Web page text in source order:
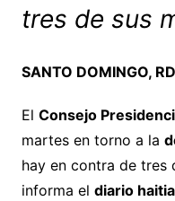
tres de sus
SANTO DOMINGO, RD
El Consejo
martes en torno a la
hay en contra de tres
informa el diario